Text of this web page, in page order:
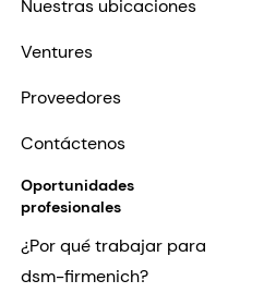
Nuestras ubicaciones
Ventures
Proveedores
Contáctenos
Oportunidades
profesionales
¿Por qué trabajar para
dsm-firmenich?